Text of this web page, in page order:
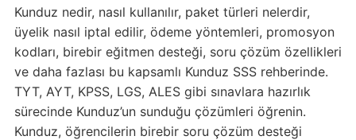
Kunduz nedir, nasıl kullanılır, paket türleri nelerdir,
üyelik nasıl iptal edilir, ödeme yöntemleri, promosyon
kodları, birebir eğitmen desteği, soru çözüm özellikleri
ve daha fazlası bu kapsamlı Kunduz SSS rehberinde.
TYT, AYT, KPSS, LGS, ALES gibi sınavlara hazırlık
sürecinde Kunduz’un sunduğu çözümleri öğrenin.
Kunduz, öğrencilerin birebir soru çözüm desteği